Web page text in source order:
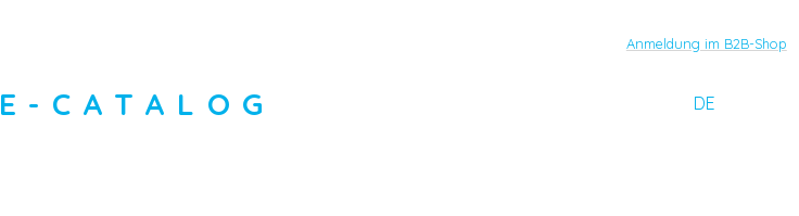
Anmeldung im B2B-Shop
E-CATALOG DE